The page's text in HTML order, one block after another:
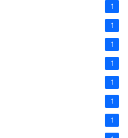
1
1
1
1
1
1
1